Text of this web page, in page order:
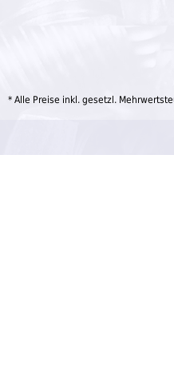
* Alle Preise inkl. gesetzl.